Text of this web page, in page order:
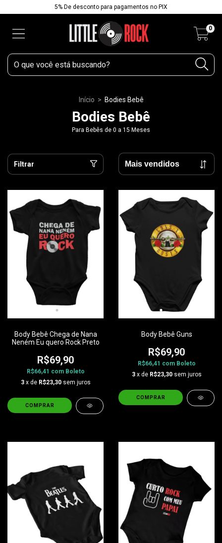
5% De desconto para pagamentos no PIX
0
Início > Bodies Bebê
Bodies Bebê
Para Bebês de 0 a 15 Meses
Filtrar
Body Bebê Chega de Nana
Neném Eu quero Rock Preto
R$69,90
R$66,41 com Boleto
3 x de R$23,30 sem juros
COMPRAR
Body Bebê Guns
R$69,90
R$66,41 com Boleto
3 x de R$23,30 sem juros
COMPRAR